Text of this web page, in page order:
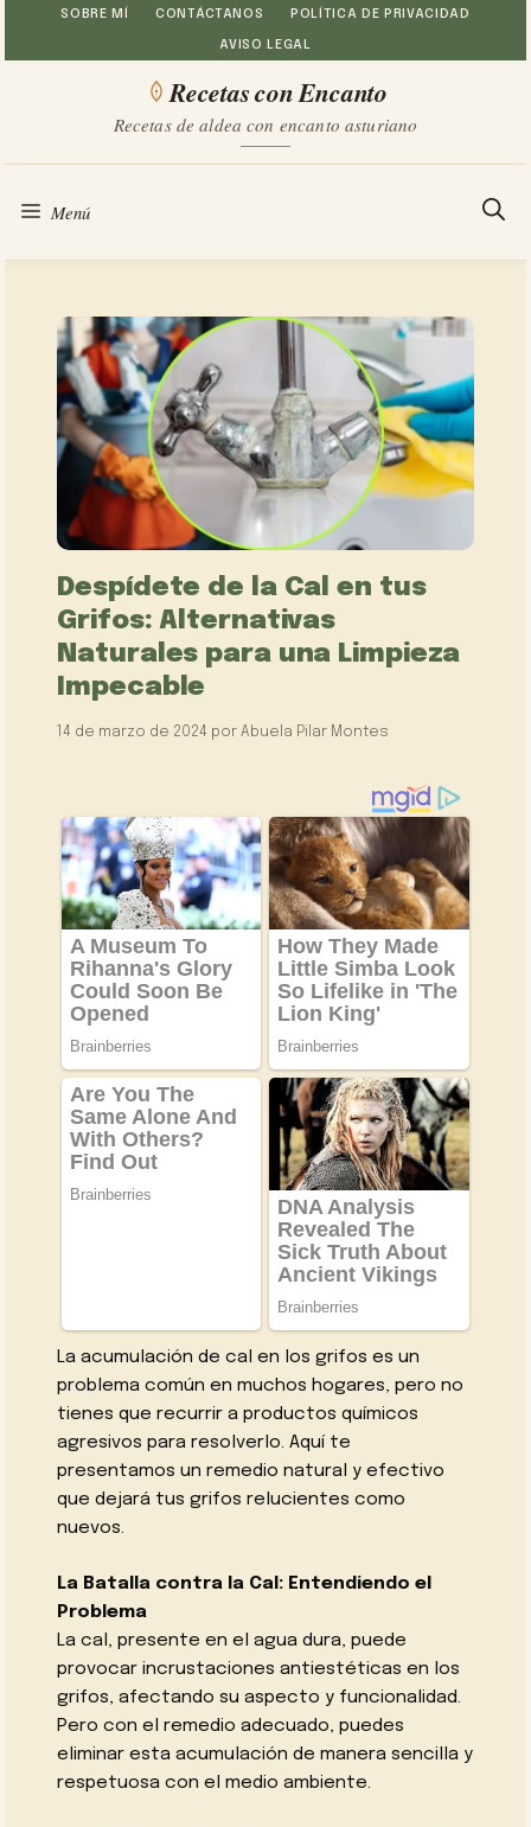
Saltar
al
SOBRE MÍ CONTÁCTANOS POLÍTICA DE PRIVACIDAD
AVISO LEGAL
Recetas con Encanto
Recetas de aldea con encanto asturiano
Menú
Despídete de la Cal en tus
Grifos: Alternativas
Naturales para una Limpieza
Impecable
14 de marzo de 2024 porAbuela Pilar Montes
La acumulación de cal en los grifos es un
problema común en muchos hogares, pero no
tienes que recurrir a productos químicos
agresivos para resolverlo. Aquí te
presentamos un remedio natural y efectivo
que dejará tus grifos relucientes como
nuevos.
La Batalla contra la Cal: Entendiendo el
Problema
La cal, presente en el agua dura, puede
provocar incrustaciones antiestéticas en los
grifos, afectando su aspecto y funcionalidad.
Pero con el remedio adecuado, puedes
eliminar esta acumulación de manera sencilla y
respetuosa con el medio ambiente.